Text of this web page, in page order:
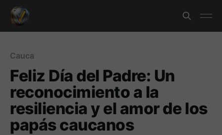
Cauca
Feliz Día del Padre: Un
reconocimiento a la
resiliencia y el amor de los
papás caucanos